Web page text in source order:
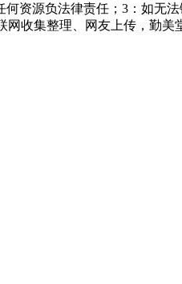
资源负法律责任；3：如无
收集整理、网友上传，勤